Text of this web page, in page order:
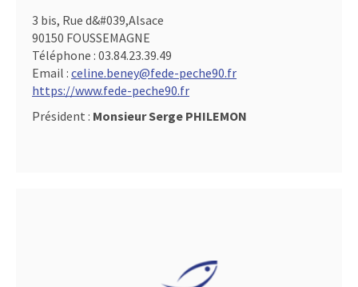
3 bis, Rue d&#039,Alsace
90150 FOUSSEMAGNE
Téléphone : 03.84.23.39.49
Email : celine.beney@fede-peche90.fr
https://www.fede-peche90.fr
Président : Monsieur Serge PHILEMON